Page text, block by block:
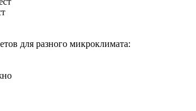
для разного микроклимата: